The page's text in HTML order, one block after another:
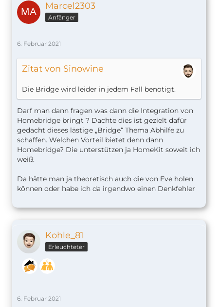
Marcel2303
Anfänger
6. Februar 2021
Zitat von Sinowine
Die Bridge wird leider in jedem Fall benötigt.
Darf man dann fragen was dann die Integration von
Homebridge bringt ? Dachte dies ist gezielt dafür
gedacht dieses lästige „Bridge“ Thema Abhilfe zu
schaffen. Welchen Vorteil bietet denn dann
Homebridge? Die unterstützen ja HomeKit soweit ich
weiß.
Da hätte man ja theoretisch auch die von Eve holen
können oder habe ich da irgendwo einen Denkfehler
Kohle_81
Erleuchteter
6. Februar 2021